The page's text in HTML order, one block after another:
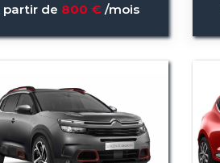
partir de 800 € /mois